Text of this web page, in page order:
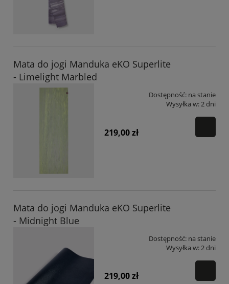
Mata do jogi Manduka eKO Superlite
- Limelight Marbled
Dostępność: na stanie
Wysyłka w:2 dni
219,00 zł
Mata do jogi Manduka eKO Superlite
- Midnight Blue
Dostępność: na stanie
Wysyłka w:2 dni
219,00 zł